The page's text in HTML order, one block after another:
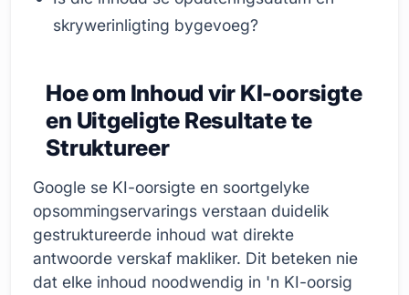
skrywerinligting bygevoeg?
Hoe om Inhoud vir KI-oorsigte
en Uitgeligte Resultate te
Struktureer
Google se KI-oorsigte en soortgelyke
opsommingservarings verstaan duidelik
gestruktureerde inhoud wat direkte
antwoorde verskaf makliker. Dit beteken nie
dat elke inhoud noodwendig in 'n KI-oorsig